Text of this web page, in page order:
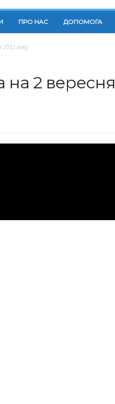
ПРО НАС ДОПОМОГА
2022 року
на 2 вересня